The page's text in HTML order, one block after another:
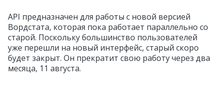
API предназначен для работы с новой версией
Вордстата, которая пока работает параллельно со
старой. Поскольку большинство пользователей
уже перешли на новый интерфейс, старый скоро
будет закрыт. Он прекратит свою работу через два
месяца, 11 августа.